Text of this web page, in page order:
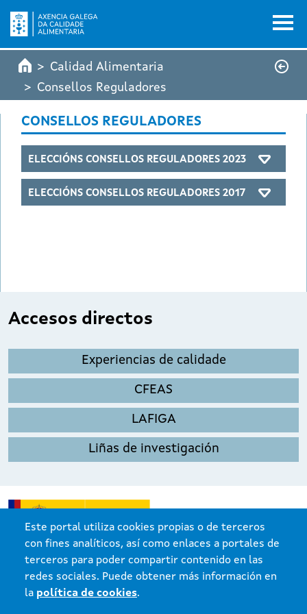
Pasar al contenido principal
Este portal utiliza cookies propias o de terceros
con fines analíticos, así como enlaces a portales de
terceros para poder compartir contenido en las
redes sociales. Puede obtener más información en
la política de cookies.
Calidad Alimentaria
Consellos Reguladores
CONSELLOS REGULADORES
ELECCIÓNS CONSELLOS REGULADORES 2023
ELECCIÓNS CONSELLOS REGULADORES 2017
Accesos directos
Experiencias de calidade
CFEAS
LAFIGA
Liñas de investigación